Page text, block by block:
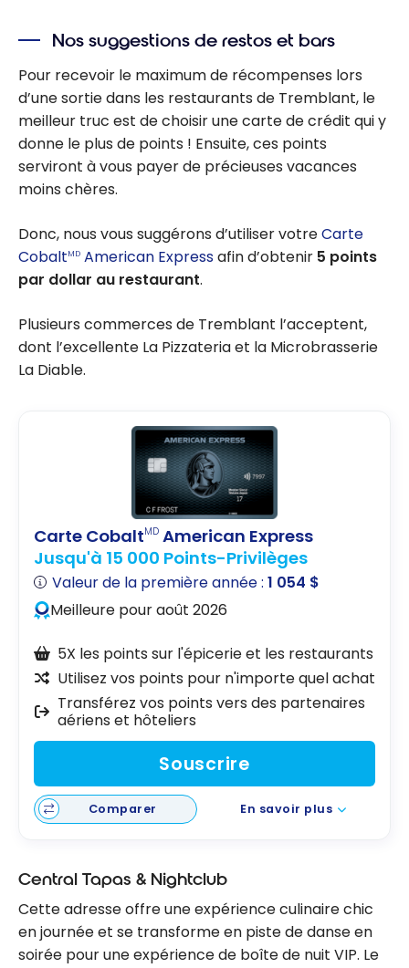
Nos suggestions de restos et bars
Pour recevoir le maximum de récompenses lors
d’une sortie dans les restaurants de Tremblant, le
meilleur truc est de choisir une carte de crédit qui y
donne le plus de points ! Ensuite, ces points
serviront à vous payer de précieuses vacances
moins chères.
Donc, nous vous suggérons d’utiliser votreCarte
CobaltMD American Expressafin d’obtenir 5 points
par dollar au restaurant.
Plusieurs commerces de Tremblant l’acceptent,
dont l’excellente La Pizzateria et la Microbrasserie
La Diable.
Carte CobaltMD American Express
Jusqu'à 15 000 Points-Privilèges
Valeur de la première année :1 054 $
Meilleure pour août 2026
5X les points sur l'épicerie et les restaurants
Utilisez vos points pour n'importe quel achat
Transférez vos points vers des partenaires
aériens et hôteliers
Souscrire
Comparer En savoir plus
Central Tapas & Nightclub
Cette adresse offre une expérience culinaire chic
en journée et se transforme en piste de danse en
soirée pour une expérience de boîte de nuit VIP. Le